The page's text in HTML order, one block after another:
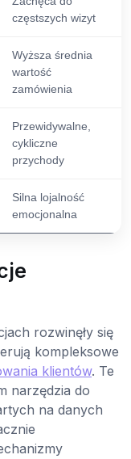
częstszych wizyt
Wyższa średnia
wartość
zamówienia
Przewidywalne,
cykliczne
przychody
Silna lojalność
emocjonalna
rozwinęły się
kompleksowe
klientów. Te
narzędzia do
na danych